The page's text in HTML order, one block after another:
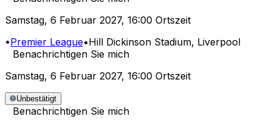
Samstag, 6 Februar 2027, 16:00 Ortszeit
•Premier League•Hill Dickinson Stadium, Liverpool
Benachrichtigen Sie mich
Samstag, 6 Februar 2027, 16:00 Ortszeit
Unbestätigt
Benachrichtigen Sie mich